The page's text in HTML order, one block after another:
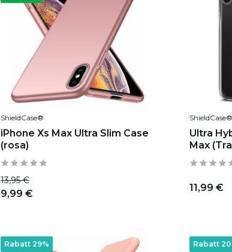
ShieldCase®
iPhone Xs Max Ultra Slim Case
(rosa)
13,95 €
9,99 €
ShieldCase®
Ultra
Max
11,99 €
Rabatt 29% Rabatt